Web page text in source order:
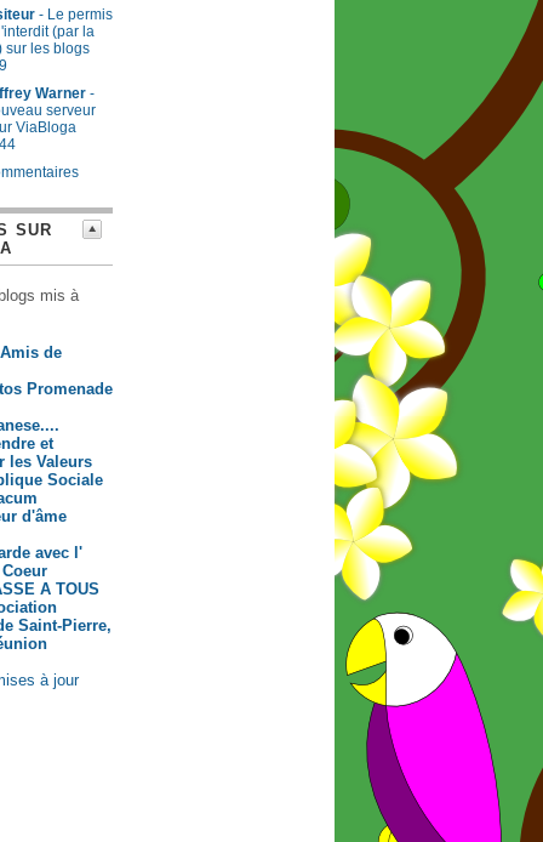
- Le permis
(par la
sur les blogs
Warner -
serveur
ViaBloga
SUR
mis à
de
Promenade
et
les Valeurs
Sociale
d'âme
avec l'
A TOUS
Saint-Pierre,
à jour